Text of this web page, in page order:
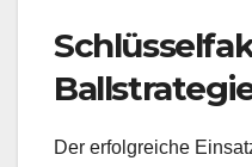
Der erfolgreiche